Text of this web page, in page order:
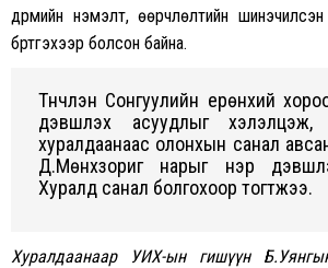
дүрмийн нэмэлт, өөрчлөлтийн
бүртгэхээр болсон байна.
Түүнчлэн Сонгуулийн ерөнхий
дэвшүүлэх асуудлыг хэлэлцэж,
хуралдаанаас олонхын санал
Д.Мөнхзориг нарыг нэр
Хуралд санал болгохоор тогтжээ.
Хуралдаанаар УИХ-ын гишүүн